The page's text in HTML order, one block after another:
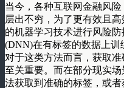
当今，各种互联网金融风险
层出不穷，为了更有效且
的机器学习技术进行风险
(DNN)在有标签的数据上训
对于这类方法而言，获取
至关重要。而在部分现实
法获取到准确的标签，或者